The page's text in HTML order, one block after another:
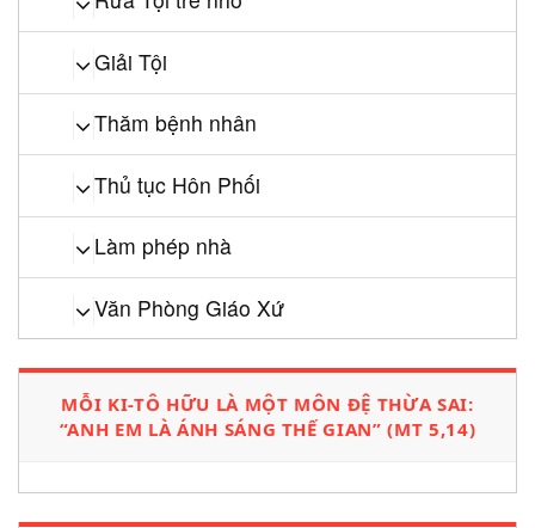
Giải Tội
Thăm bệnh nhân
Thủ tục Hôn Phối
Làm phép nhà
Văn Phòng Giáo Xứ
MỖI KI-TÔ HỮU LÀ MỘT MÔN ĐỆ THỪA SAI:
“ANH EM LÀ ÁNH SÁNG THẾ GIAN” (MT 5,14)